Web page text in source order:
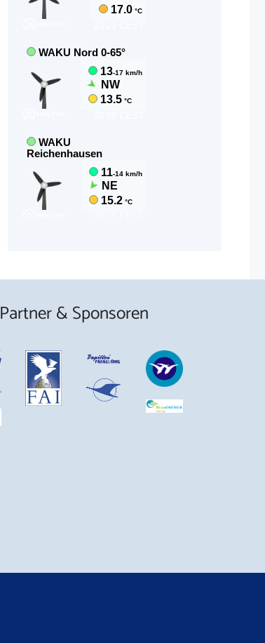
Partner & Sponsoren